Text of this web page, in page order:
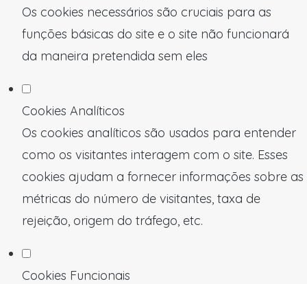
Os cookies necessários são cruciais para as
funções básicas do site e o site não funcionará
da maneira pretendida sem eles
Cookies Analíticos
Os cookies analíticos são usados para entender
como os visitantes interagem com o site. Esses
cookies ajudam a fornecer informações sobre as
métricas do número de visitantes, taxa de
rejeição, origem do tráfego, etc.
Cookies Funcionais